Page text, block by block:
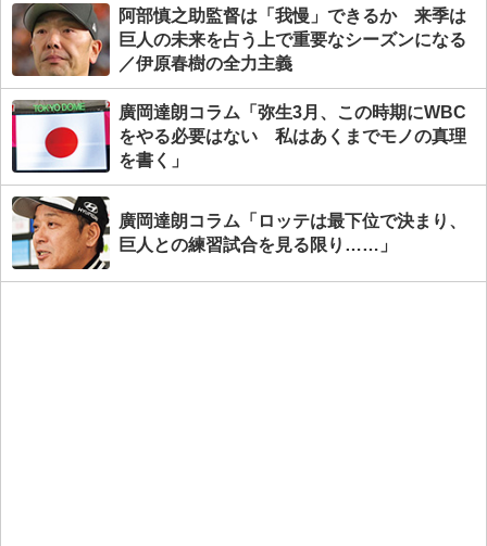
阿部慎之助監督は「我慢」できるか 来季は
巨人の未来を占う上で重要なシーズンになる
／伊原春樹の全力主義
廣岡達朗コラム「弥生3月、この時期にWBC
をやる必要はない 私はあくまでモノの真理
を書く」
廣岡達朗コラム「ロッテは最下位で決まり、
巨人との練習試合を見る限り……」